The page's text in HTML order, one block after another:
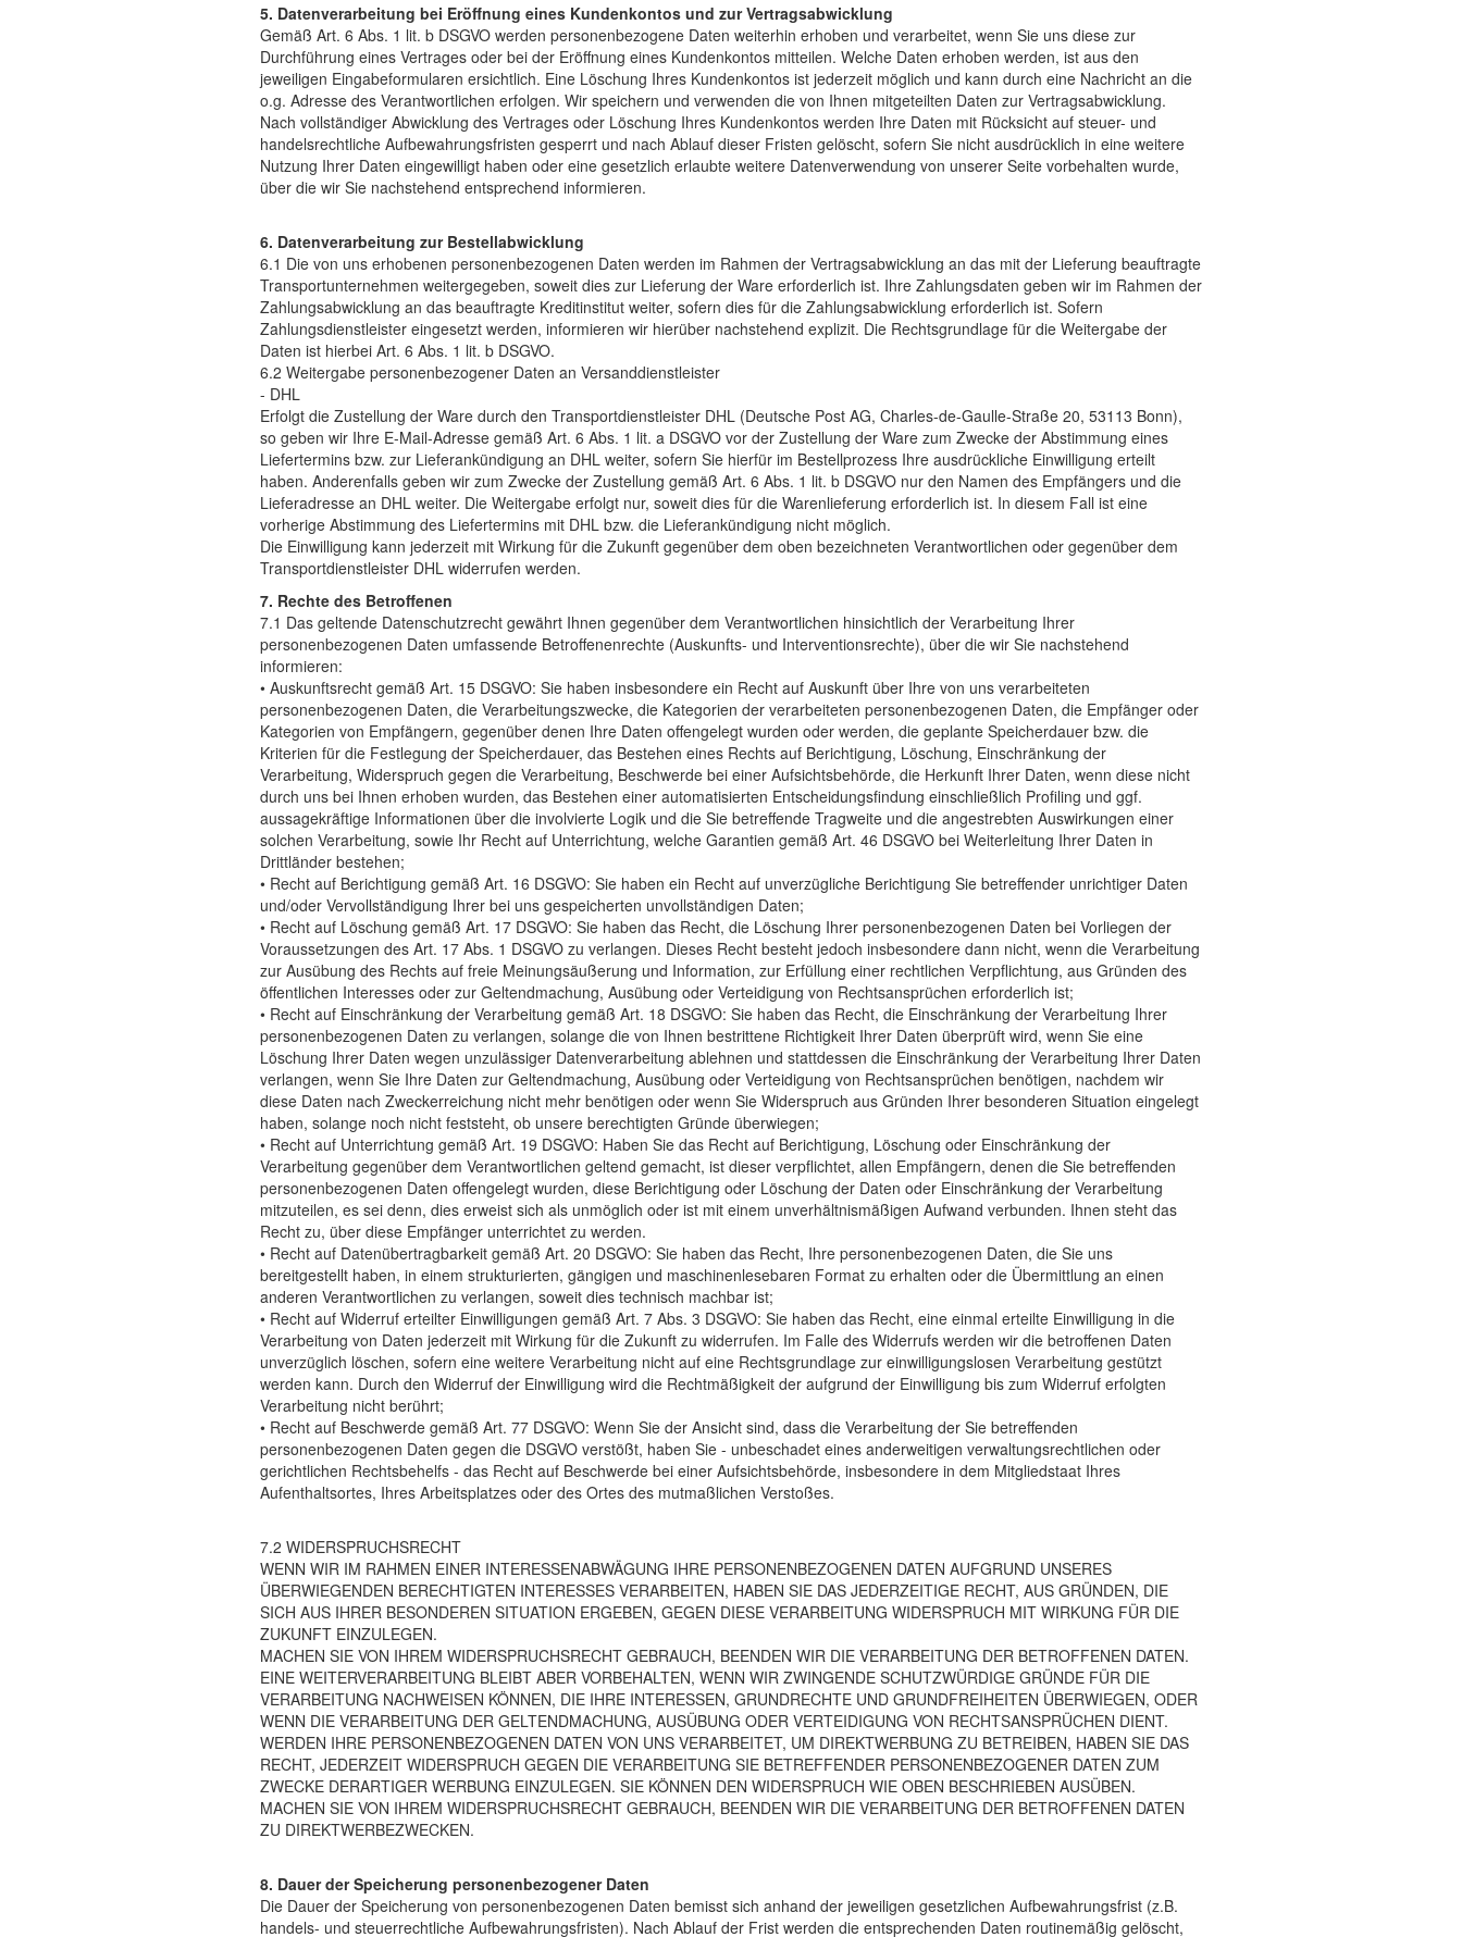
5. Datenverarbeitung bei Eröffnung eines Kundenkontos und zur Vertragsabwicklung
Gemäß Art. 6 Abs. 1 lit. b DSGVO werden personenbezogene Daten weiterhin erhoben und verarbeitet, wenn Sie uns diese zur
Durchführung eines Vertrages oder bei der Eröffnung eines Kundenkontos mitteilen. Welche Daten erhoben werden, ist aus den
jeweiligen Eingabeformularen ersichtlich. Eine Löschung Ihres Kundenkontos ist jederzeit möglich und kann durch eine Nachricht an die
o.g. Adresse des Verantwortlichen erfolgen. Wir speichern und verwenden die von Ihnen mitgeteilten Daten zur Vertragsabwicklung.
Nach vollständiger Abwicklung des Vertrages oder Löschung Ihres Kundenkontos werden Ihre Daten mit Rücksicht auf steuer- und
handelsrechtliche Aufbewahrungsfristen gesperrt und nach Ablauf dieser Fristen gelöscht, sofern Sie nicht ausdrücklich in eine weitere
Nutzung Ihrer Daten eingewilligt haben oder eine gesetzlich erlaubte weitere Datenverwendung von unserer Seite vorbehalten wurde,
über die wir Sie nachstehend entsprechend informieren.
6. Datenverarbeitung zur Bestellabwicklung
6.1 Die von uns erhobenen personenbezogenen Daten werden im Rahmen der Vertragsabwicklung an das mit der Lieferung beauftragte
Transportunternehmen weitergegeben, soweit dies zur Lieferung der Ware erforderlich ist. Ihre Zahlungsdaten geben wir im Rahmen der
Zahlungsabwicklung an das beauftragte Kreditinstitut weiter, sofern dies für die Zahlungsabwicklung erforderlich ist. Sofern
Zahlungsdienstleister eingesetzt werden, informieren wir hierüber nachstehend explizit. Die Rechtsgrundlage für die Weitergabe der
Daten ist hierbei Art. 6 Abs. 1 lit. b DSGVO.
6.2 Weitergabe personenbezogener Daten an Versanddienstleister
- DHL
Erfolgt die Zustellung der Ware durch den Transportdienstleister DHL (Deutsche Post AG, Charles-de-Gaulle-Straße 20, 53113 Bonn),
so geben wir Ihre E-Mail-Adresse gemäß Art. 6 Abs. 1 lit. a DSGVO vor der Zustellung der Ware zum Zwecke der Abstimmung eines
Liefertermins bzw. zur Lieferankündigung an DHL weiter, sofern Sie hierfür im Bestellprozess Ihre ausdrückliche Einwilligung erteilt
haben. Anderenfalls geben wir zum Zwecke der Zustellung gemäß Art. 6 Abs. 1 lit. b DSGVO nur den Namen des Empfängers und die
Lieferadresse an DHL weiter. Die Weitergabe erfolgt nur, soweit dies für die Warenlieferung erforderlich ist. In diesem Fall ist eine
vorherige Abstimmung des Liefertermins mit DHL bzw. die Lieferankündigung nicht möglich.
Die Einwilligung kann jederzeit mit Wirkung für die Zukunft gegenüber dem oben bezeichneten Verantwortlichen oder gegenüber dem
Transportdienstleister DHL widerrufen werden.
7. Rechte des Betroffenen
7.1 Das geltende Datenschutzrecht gewährt Ihnen gegenüber dem Verantwortlichen hinsichtlich der Verarbeitung Ihrer
personenbezogenen Daten umfassende Betroffenenrechte (Auskunfts- und Interventionsrechte), über die wir Sie nachstehend
informieren:
• Auskunftsrecht gemäß Art. 15 DSGVO: Sie haben insbesondere ein Recht auf Auskunft über Ihre von uns verarbeiteten
personenbezogenen Daten, die Verarbeitungszwecke, die Kategorien der verarbeiteten personenbezogenen Daten, die Empfänger oder
Kategorien von Empfängern, gegenüber denen Ihre Daten offengelegt wurden oder werden, die geplante Speicherdauer bzw. die
Kriterien für die Festlegung der Speicherdauer, das Bestehen eines Rechts auf Berichtigung, Löschung, Einschränkung der
Verarbeitung, Widerspruch gegen die Verarbeitung, Beschwerde bei einer Aufsichtsbehörde, die Herkunft Ihrer Daten, wenn diese nicht
durch uns bei Ihnen erhoben wurden, das Bestehen einer automatisierten Entscheidungsfindung einschließlich Profiling und ggf.
aussagekräftige Informationen über die involvierte Logik und die Sie betreffende Tragweite und die angestrebten Auswirkungen einer
solchen Verarbeitung, sowie Ihr Recht auf Unterrichtung, welche Garantien gemäß Art. 46 DSGVO bei Weiterleitung Ihrer Daten in
Drittländer bestehen;
• Recht auf Berichtigung gemäß Art. 16 DSGVO: Sie haben ein Recht auf unverzügliche Berichtigung Sie betreffender unrichtiger Daten
und/oder Vervollständigung Ihrer bei uns gespeicherten unvollständigen Daten;
• Recht auf Löschung gemäß Art. 17 DSGVO: Sie haben das Recht, die Löschung Ihrer personenbezogenen Daten bei Vorliegen der
Voraussetzungen des Art. 17 Abs. 1 DSGVO zu verlangen. Dieses Recht besteht jedoch insbesondere dann nicht, wenn die Verarbeitung
zur Ausübung des Rechts auf freie Meinungsäußerung und Information, zur Erfüllung einer rechtlichen Verpflichtung, aus Gründen des
öffentlichen Interesses oder zur Geltendmachung, Ausübung oder Verteidigung von Rechtsansprüchen erforderlich ist;
• Recht auf Einschränkung der Verarbeitung gemäß Art. 18 DSGVO: Sie haben das Recht, die Einschränkung der Verarbeitung Ihrer
personenbezogenen Daten zu verlangen, solange die von Ihnen bestrittene Richtigkeit Ihrer Daten überprüft wird, wenn Sie eine
Löschung Ihrer Daten wegen unzulässiger Datenverarbeitung ablehnen und stattdessen die Einschränkung der Verarbeitung Ihrer Daten
verlangen, wenn Sie Ihre Daten zur Geltendmachung, Ausübung oder Verteidigung von Rechtsansprüchen benötigen, nachdem wir
diese Daten nach Zweckerreichung nicht mehr benötigen oder wenn Sie Widerspruch aus Gründen Ihrer besonderen Situation eingelegt
haben, solange noch nicht feststeht, ob unsere berechtigten Gründe überwiegen;
• Recht auf Unterrichtung gemäß Art. 19 DSGVO: Haben Sie das Recht auf Berichtigung, Löschung oder Einschränkung der
Verarbeitung gegenüber dem Verantwortlichen geltend gemacht, ist dieser verpflichtet, allen Empfängern, denen die Sie betreffenden
personenbezogenen Daten offengelegt wurden, diese Berichtigung oder Löschung der Daten oder Einschränkung der Verarbeitung
mitzuteilen, es sei denn, dies erweist sich als unmöglich oder ist mit einem unverhältnismäßigen Aufwand verbunden. Ihnen steht das
Recht zu, über diese Empfänger unterrichtet zu werden.
• Recht auf Datenübertragbarkeit gemäß Art. 20 DSGVO: Sie haben das Recht, Ihre personenbezogenen Daten, die Sie uns
bereitgestellt haben, in einem strukturierten, gängigen und maschinenlesebaren Format zu erhalten oder die Übermittlung an einen
anderen Verantwortlichen zu verlangen, soweit dies technisch machbar ist;
• Recht auf Widerruf erteilter Einwilligungen gemäß Art. 7 Abs. 3 DSGVO: Sie haben das Recht, eine einmal erteilte Einwilligung in die
Verarbeitung von Daten jederzeit mit Wirkung für die Zukunft zu widerrufen. Im Falle des Widerrufs werden wir die betroffenen Daten
unverzüglich löschen, sofern eine weitere Verarbeitung nicht auf eine Rechtsgrundlage zur einwilligungslosen Verarbeitung gestützt
werden kann. Durch den Widerruf der Einwilligung wird die Rechtmäßigkeit der aufgrund der Einwilligung bis zum Widerruf erfolgten
Verarbeitung nicht berührt;
• Recht auf Beschwerde gemäß Art. 77 DSGVO: Wenn Sie der Ansicht sind, dass die Verarbeitung der Sie betreffenden
personenbezogenen Daten gegen die DSGVO verstößt, haben Sie - unbeschadet eines anderweitigen verwaltungsrechtlichen oder
gerichtlichen Rechtsbehelfs - das Recht auf Beschwerde bei einer Aufsichtsbehörde, insbesondere in dem Mitgliedstaat Ihres
Aufenthaltsortes, Ihres Arbeitsplatzes oder des Ortes des mutmaßlichen Verstoßes.
7.2 WIDERSPRUCHSRECHT
WENN WIR IM RAHMEN EINER INTERESSENABWÄGUNG IHRE PERSONENBEZOGENEN DATEN AUFGRUND UNSERES
ÜBERWIEGENDEN BERECHTIGTEN INTERESSES VERARBEITEN, HABEN SIE DAS JEDERZEITIGE RECHT, AUS GRÜNDEN, DIE
SICH AUS IHRER BESONDEREN SITUATION ERGEBEN, GEGEN DIESE VERARBEITUNG WIDERSPRUCH MIT WIRKUNG FÜR DIE
ZUKUNFT EINZULEGEN.
MACHEN SIE VON IHREM WIDERSPRUCHSRECHT GEBRAUCH, BEENDEN WIR DIE VERARBEITUNG DER BETROFFENEN DATEN.
EINE WEITERVERARBEITUNG BLEIBT ABER VORBEHALTEN, WENN WIR ZWINGENDE SCHUTZWÜRDIGE GRÜNDE FÜR DIE
VERARBEITUNG NACHWEISEN KÖNNEN, DIE IHRE INTERESSEN, GRUNDRECHTE UND GRUNDFREIHEITEN ÜBERWIEGEN, ODER
WENN DIE VERARBEITUNG DER GELTENDMACHUNG, AUSÜBUNG ODER VERTEIDIGUNG VON RECHTSANSPRÜCHEN DIENT.
WERDEN IHRE PERSONENBEZOGENEN DATEN VON UNS VERARBEITET, UM DIREKTWERBUNG ZU BETREIBEN, HABEN SIE DAS
RECHT, JEDERZEIT WIDERSPRUCH GEGEN DIE VERARBEITUNG SIE BETREFFENDER PERSONENBEZOGENER DATEN ZUM
ZWECKE DERARTIGER WERBUNG EINZULEGEN. SIE KÖNNEN DEN WIDERSPRUCH WIE OBEN BESCHRIEBEN AUSÜBEN.
MACHEN SIE VON IHREM WIDERSPRUCHSRECHT GEBRAUCH, BEENDEN WIR DIE VERARBEITUNG DER BETROFFENEN DATEN
ZU DIREKTWERBEZWECKEN.
8. Dauer der Speicherung personenbezogener Daten
Die Dauer der Speicherung von personenbezogenen Daten bemisst sich anhand der jeweiligen gesetzlichen Aufbewahrungsfrist (z.B.
handels- und steuerrechtliche Aufbewahrungsfristen). Nach Ablauf der Frist werden die entsprechenden Daten routinemäßig gelöscht,